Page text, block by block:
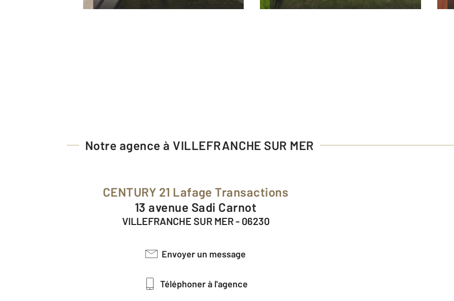
Notre agence à VILLEFRANCHE SUR MER
CENTURY 21 Lafage Transactions
13 avenue Sadi Carnot
VILLEFRANCHE SUR MER - 06230
Envoyer un message
Téléphoner à l'agence